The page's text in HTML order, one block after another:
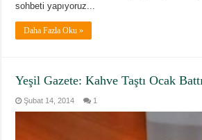
sohbeti yapıyoruz...
Daha Fazla Oku »
Yeşil Gazete: Kahve Taştı Ocak
Şubat 14, 2014 1